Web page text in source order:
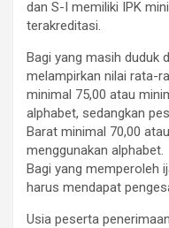
dan S-I memiliki IPK
terakreditasi.
Bagi yang masih duduk
melampirkan nilai rata-
minimal 75,00 atau
alphabet, sedangkan
Barat minimal 70,00
menggunakan alphabet.
Bagi yang memperoleh
harus mendapat
Usia peserta